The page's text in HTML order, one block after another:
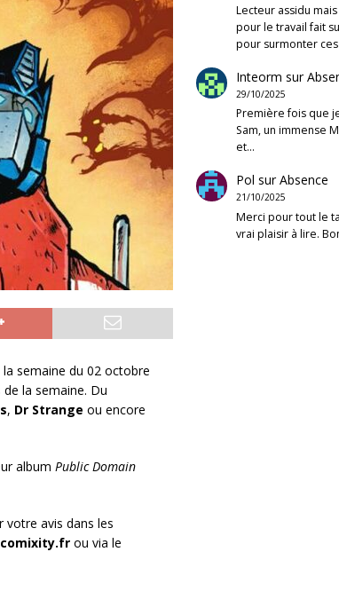
semaine du 02 octobre
la semaine. Du
, Dr Strange ou encore
album Public Domain
votre avis dans les
ou via le
Lecteur assidu
pour le travail fait
pour surmonter
Inteorm sur
29/10/2025
Première fois que
Sam, un immense
et…
Pol surAbsence
21/10/2025
Merci pour tout le
vrai plaisir à lire.